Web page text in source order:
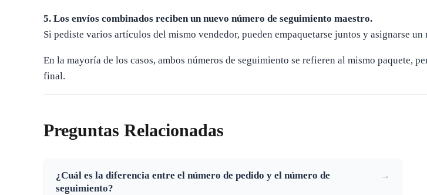
5. Los envíos combinados reciben un nuevo número de seguimiento maestro.
Si pediste varios artículos del mismo vendedor, pueden empaquetarse juntos y asignarse
En la mayoría de los casos, ambos números de seguimiento se refieren al mismo paquete,
final.
Preguntas Relacionadas
¿Cuál es la diferencia entre el número de pedido y el número de
seguimiento?
→